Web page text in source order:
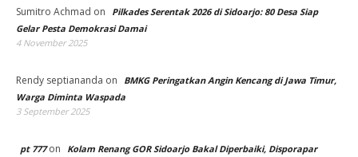
Sumitro Achmad on
Pilkades Serentak 2026 di Sidoarjo: 80 Desa Siap
Gelar Pesta Demokrasi Damai
4 November 2025
Rendy septiananda on
BMKG Peringatkan Angin Kencang di Jawa Timur,
Warga Diminta Waspada
3 September 2025
pt 777on
Kolam Renang GOR Sidoarjo Bakal Diperbaiki, Disporapar